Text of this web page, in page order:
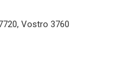
Vostro 3760